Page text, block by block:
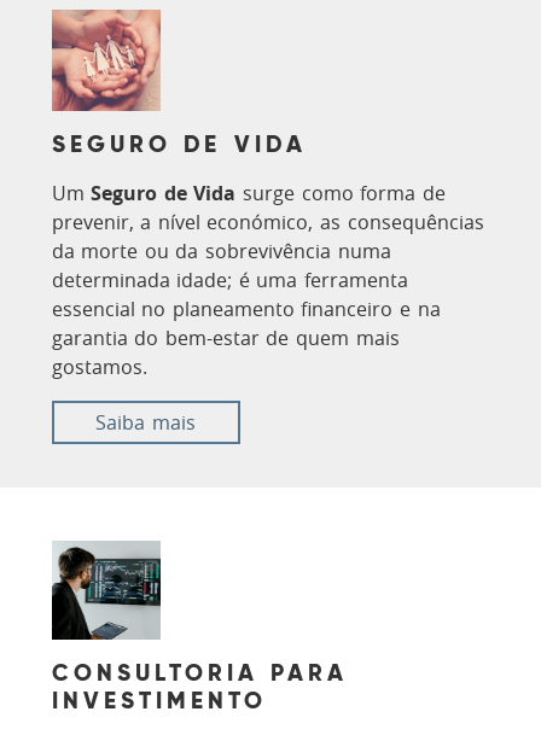
SEGURO DE VIDA
UmSeguro de Vida surge como forma de
prevenir, a nível económico, as consequências
da morte ou da sobrevivência numa
determinada idade; é uma ferramenta
essencial no planeamento financeiro e na
garantia do bem-estar de quem mais
gostamos.
Saiba mais
CONSULTORIA PARA
INVESTIMENTO